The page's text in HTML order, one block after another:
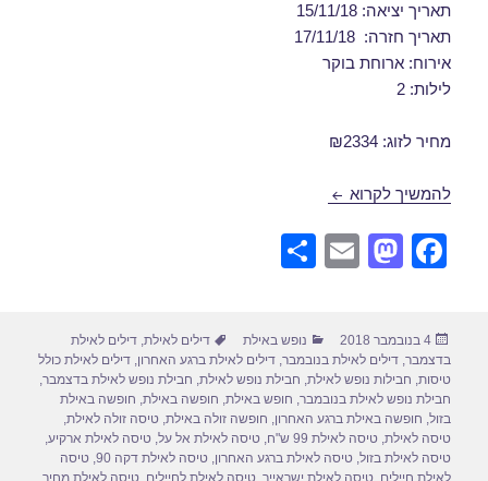
תאריך יציאה: 15/11/18
תאריך חזרה: 17/11/18
אירוח: ארוחת בוקר
לילות: 2
מחיר לזוג: ₪2334
להמשיך לקרוא דילים לאילת בנובמבר 15/11/2018
F
e
b
o
o
M
o
d
o
n
E
e
פורסם
בתאריך
4 בנובמבר 2018 קטגוריות
נופש באילת תגיות
דילים לאילת,דילים לאילת
בדצמבר,דילים לאילת בנובמבר,דילים לאילת ברגע האחרון,דילים לאילת כולל
טיסות, חבילות נופש לאילת, חבילת נופש לאילת, חבילת נופש לאילת בדצמבר,
חבילת נופש לאילת בנובמבר, חופש באילת, חופשה באילת, חופשה באילת
בזול, חופשה באילת ברגע האחרון, חופשה זולה באילת,טיסה זולה לאילת,
טיסה לאילת,טיסה לאילת 99 ש"ח ,טיסה לאילת אל על,טיסה לאילת ארקיע,
טיסה לאילת בזול,טיסה לאילת ברגע האחרון,טיסה לאילת דקה 90 ,טיסה
לאילת חיילים ,טיסה לאילת ישראייר ,טיסה לאילת לחיילים ,טיסה לאילת מחיר